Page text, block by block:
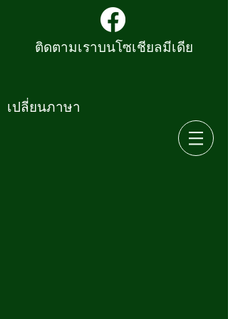
ติดตามเราบนโซเชียลมีเดีย
เปลี่ยนภาษา